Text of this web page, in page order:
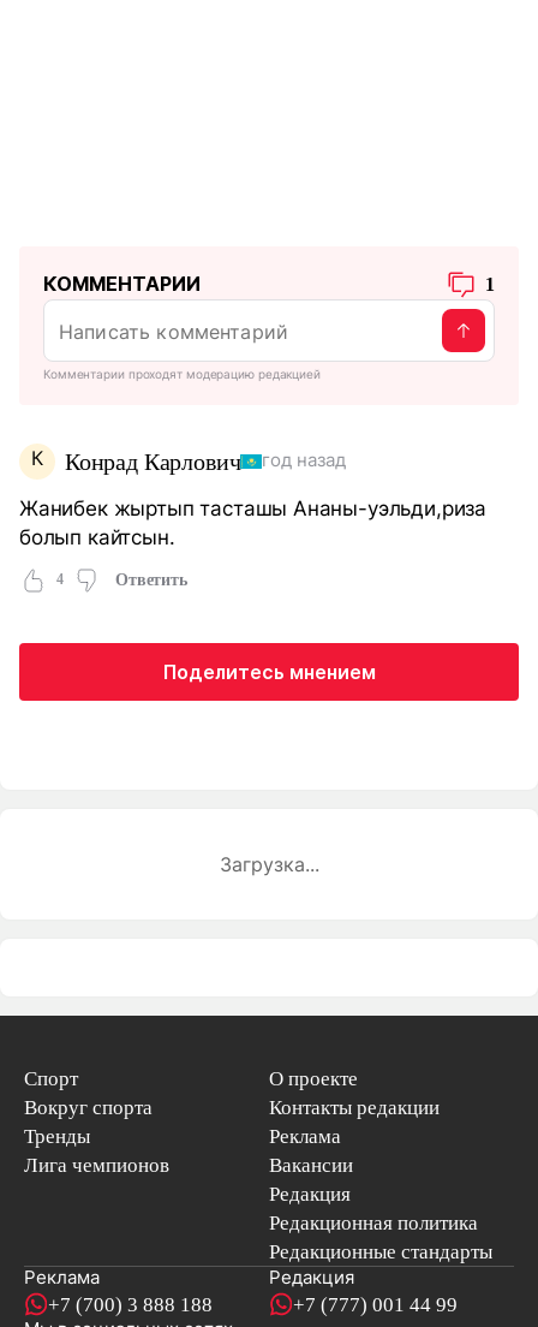
КОММЕНТАРИИ 1
Комментарии проходят модерацию редакцией
К Конрад Карлович год назад
Жанибек жыртып тасташы Ананы-уэльди,риза
болып кайтсын.
4 Ответить
Поделитесь мнением
Загрузка...
Спорт
Вокруг спорта
Тренды
Лига чемпионов
О проекте
Контакты редакции
Реклама
Вакансии
Редакция
Редакционная политика
Редакционные стандарты
Реклама
+7 (700) 3 888 188
Редакция
+7 (777) 001 44 99